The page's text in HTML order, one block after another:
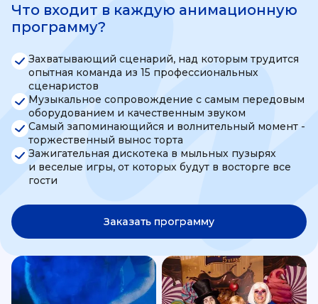
Что входит в каждую анимационную
программу?
Захватывающий сценарий, над которым трудится
опытная команда из 15 профессиональных
сценаристов
Музыкальное сопровождение с самым передовым
оборудованием и качественным звуком
Самый запоминающийся и волнительный момент -
торжественный вынос торта
Зажигательная дискотека в мыльных пузырях
и веселые игры, от которых будут в восторге все
гости
Заказать программу